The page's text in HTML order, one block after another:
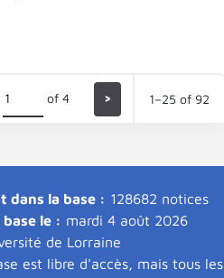
of 4 > 1–25 of 92
dans la base : 128682 notices
le : mardi 4 août 2026
de Lorraine
est libre d'accès, mais tous les